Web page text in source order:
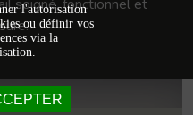
soigné, fonctionnel et
l'autorisation
ou définir vos
via la